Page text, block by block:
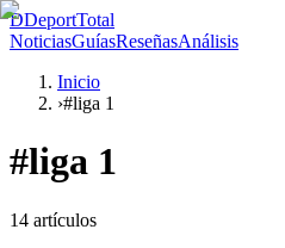
DDeportTotal
NoticiasGuíasReseñasAnálisis
Inicio
›#liga 1
#liga 1
14 artículos